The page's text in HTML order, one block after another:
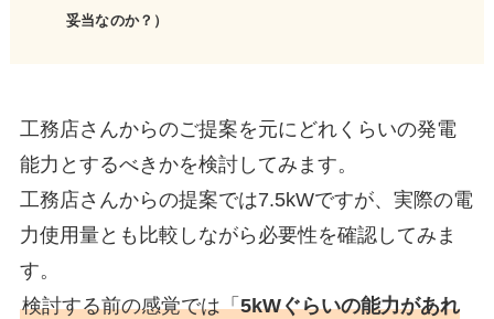
妥当なのか？）
工務店さんからのご提案を元にどれくらいの発電
能力とするべきかを検討してみます。
工務店さんからの提案では7.5kWですが、実際の電
力使用量とも比較しながら必要性を確認してみま
す。
検討する前の感覚では「5kWぐらいの能力があれ